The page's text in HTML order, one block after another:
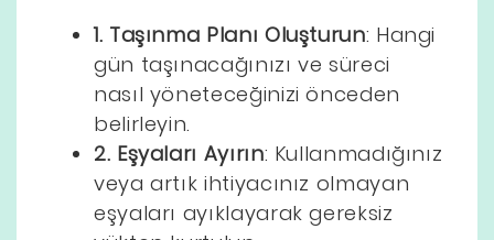
1. Taşınma Planı Oluşturun: Hangi
gün taşınacağınızı ve süreci
nasıl yöneteceğinizi önceden
belirleyin.
2. Eşyaları Ayırın: Kullanmadığınız
veya artık ihtiyacınız olmayan
eşyaları ayıklayarak gereksiz